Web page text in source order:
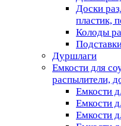
Доски
пластик,
Колоды
Дуршлаги
Емкости для
распылители,
Емкости
Емкости
Емкости